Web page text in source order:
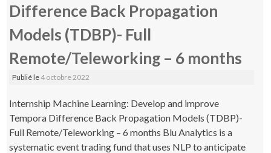
Difference Back Propagation
Models (TDBP)- Full
Remote/Teleworking – 6 months
Publié le 4 octobre 2022
Internship Machine Learning: Develop and improve
Tempora Difference Back Propagation Models (TDBP)-
Full Remote/Teleworking – 6 months Blu Analytics is a
systematic event trading fund that uses NLP to anticipate